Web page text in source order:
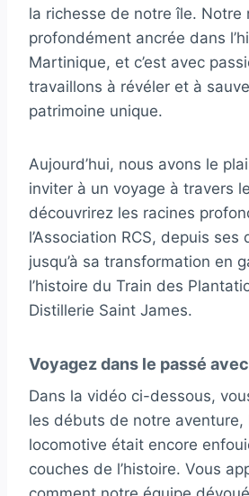
la richesse de notre île. Notre
profondément ancrée dans
Martinique, et c’est avec
travaillons à révéler et à
patrimoine unique.
Aujourd’hui, nous avons le
inviter à un voyage à travers
découvrirez les racines
l’Association RCS, depuis
jusqu’à sa transformation en
l’histoire du Train des
Distillerie Saint James.
Voyagez dans le passé
Dans la vidéo ci-dessous,
les débuts de notre aventure,
locomotive était encore
couches de l’histoire. Vous